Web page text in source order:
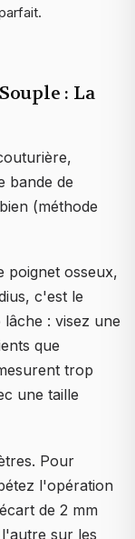
: La
bande de
(méthode
poignet osseux,
c'est le
: visez une
que
trop
une taille
Pour
l'opération
de 2 mm
sur les